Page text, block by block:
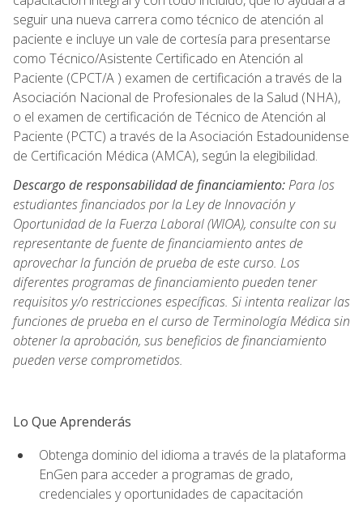
seguir una nueva carrera como técnico de atención al
paciente e incluye un vale de cortesía para presentarse
como Técnico/Asistente Certificado en Atención al
Paciente (CPCT/A ) examen de certificación a través de la
Asociación Nacional de Profesionales de la Salud (NHA),
o el examen de certificación de Técnico de Atención al
Paciente (PCTC) a través de la Asociación Estadounidense
de Certificación Médica (AMCA), según la elegibilidad.
Descargo de responsabilidad de financiamiento:Para los
estudiantes financiados por la Ley de Innovación y
Oportunidad de la Fuerza Laboral (WIOA), consulte con su
representante de fuente de financiamiento antes de
aprovechar la función de prueba de este curso. Los
diferentes programas de financiamiento pueden tener
requisitos y/o restricciones específicas. Si intenta realizar las
funciones de prueba en el curso de Terminología Médica sin
obtener la aprobación, sus beneficios de financiamiento
pueden verse comprometidos.
Lo Que Aprenderás
Obtenga dominio del idioma a través de la plataforma
EnGen para acceder a programas de grado,
credenciales y oportunidades de capacitación